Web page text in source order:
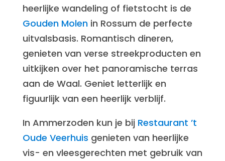
heerlijke wandeling of fietstocht is de
Gouden Molenin Rossum de perfecte
uitvalsbasis. Romantisch dineren,
genieten van verse streekproducten en
uitkijken over het panoramische terras
aan de Waal. Geniet letterlijk en
figuurlijk van een heerlijk verblijf.
In Ammerzoden kun je bij Restaurant ’t
Oude Veerhuis genieten van heerlijke
vis- en vleesgerechten met gebruik van